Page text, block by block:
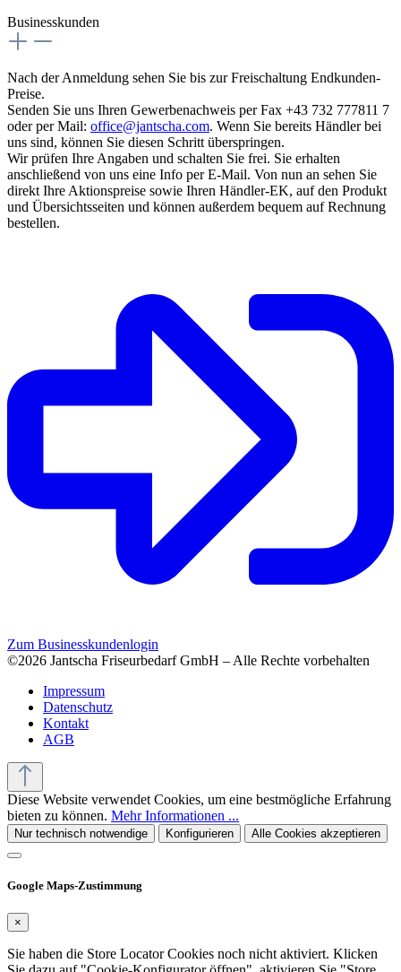
Businesskunden
Nach der Anmeldung sehen Sie bis zur Freischaltung Endkunden-
Preise.
Senden Sie uns Ihren Gewerbenachweis per Fax +43 732 777811 7
oder per Mail: office@jantscha.com. Wenn Sie bereits Händler bei
uns sind, können Sie diesen Schritt überspringen.
Wir prüfen Ihre Angaben und schalten Sie frei. Sie erhalten
anschließend von uns eine Info per E-Mail. Von nun an sehen Sie
direkt Ihre Aktionspreise sowie Ihren Händler-EK, auf den Produkt
und Übersichtsseiten und können außerdem bequem auf Rechnung
bestellen.
Zum Businesskundenlogin
©2026 Jantscha Friseurbedarf GmbH – Alle Rechte vorbehalten
Impressum
Datenschutz
Kontakt
AGB
Diese Website verwendet Cookies, um eine bestmögliche Erfahrung
bieten zu können. Mehr Informationen ...
Nur technisch notwendige Konfigurieren Alle Cookies akzeptieren
Google Maps-Zustimmung
×
Sie haben die Store Locator Cookies noch nicht aktiviert. Klicken